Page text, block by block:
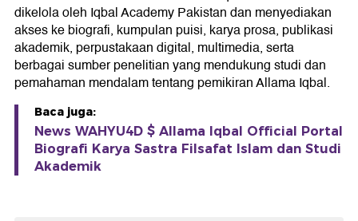
dikelola oleh Iqbal Academy Pakistan dan menyediakan
akses ke biografi, kumpulan puisi, karya prosa, publikasi
akademik, perpustakaan digital, multimedia, serta
berbagai sumber penelitian yang mendukung studi dan
pemahaman mendalam tentang pemikiran Allama Iqbal.
Baca juga:
News WAHYU4D $ Allama Iqbal Official Portal
Biografi Karya Sastra Filsafat Islam dan Studi
Akademik